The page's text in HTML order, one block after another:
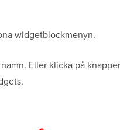
widgetblockmenyn.
Eller klicka på